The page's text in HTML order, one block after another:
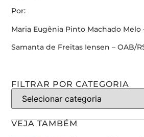
Por:
Maria Eugênia Pinto Machado Melo –
Samanta de Freitas Iensen – OAB/RS
FILTRAR POR CATEGORIA
VEJA TAMBÉM